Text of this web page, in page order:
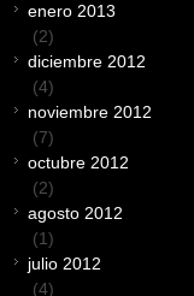
enero 2013
(2)
diciembre 2012
(4)
noviembre 2012
(7)
octubre 2012
(2)
agosto 2012
(1)
julio 2012
(4)